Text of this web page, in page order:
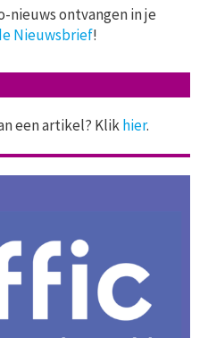
nieuws ontvangen in je
Nieuwsbrief!
een artikel? Klikhier.